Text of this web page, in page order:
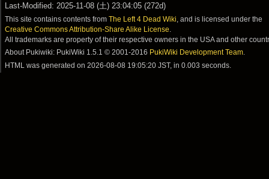
Last-Modified: 2025-11-08 (土) 23:04:05 (272d)
This site contains contents fromThe Left 4 Dead Wiki , and is licensed under the
Creative Commons Attribution-Share Alike License
All trademarks are property of their respective owners in the USA and other
About Pukiwiki: PukiWiki 1.5.1 © 2001-2016 PukiWiki Development Team.
HTML was generated on2026-08-08 19:05:20 JST , in 0.003 seconds.